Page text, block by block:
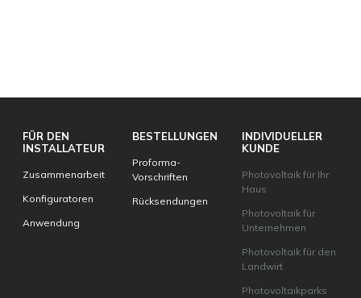
FÜR DEN
INSTALLATEUR
Zusammenarbeit
Konfiguratoren
Anwendung
BESTELLUNGEN
Proforma-
Vorschriften
Rücksendungen
INDIVIDUELLER
KUNDE
Photovoltaik für Ihr
Haus
Photovoltaik für
Unternehmen
Photovoltaik für den
Landwirt
Photovoltaikparks